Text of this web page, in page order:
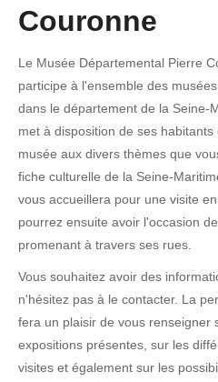
Couronne
Le Musée Départemental Pierre
participe à l'ensemble des
dans le département de la Seine-
met à disposition de ses
musée aux divers thèmes que
fiche culturelle de la Seine-
vous accueillera pour une visite
pourrez ensuite avoir l'occasion
promenant à travers ses rues.
Vous souhaitez avoir des
n'hésitez pas à le contacter. La
fera un plaisir de vous renseigner
expositions présentes, sur les
visites et également sur les